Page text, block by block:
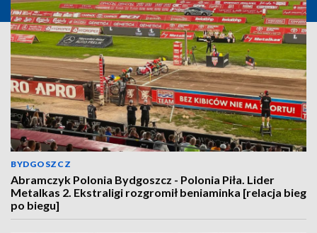
BYDGOSZCZ
Abramczyk Polonia Bydgoszcz - Polonia Piła. Lider
Metalkas 2. Ekstraligi rozgromił beniaminka [relacja bieg
po biegu]